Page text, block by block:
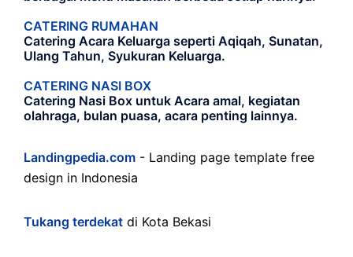
CATERING RUMAHAN
Catering Acara Keluarga seperti Aqiqah, Sunatan,
Ulang Tahun, Syukuran Keluarga.
CATERING NASI BOX
Catering Nasi Box untuk Acara amal, kegiatan
olahraga, bulan puasa, acara penting lainnya.
Landingpedia.com - Landing page template free
design in Indonesia
Tukang terdekat di Kota Bekasi